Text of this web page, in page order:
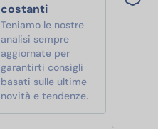
costanti
Teniamo le nostre
analisi sempre
aggiornate per
garantirti consigli
basati sulle ultime
novità e tendenze.